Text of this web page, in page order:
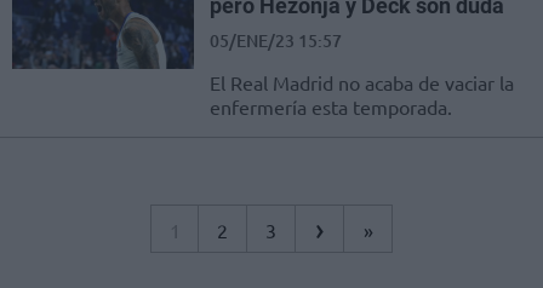
pero Hezonja y Deck son duda
05/ENE/23 15:57
El Real Madrid no acaba de vaciar la
enfermería esta temporada.
1 2 3 › »